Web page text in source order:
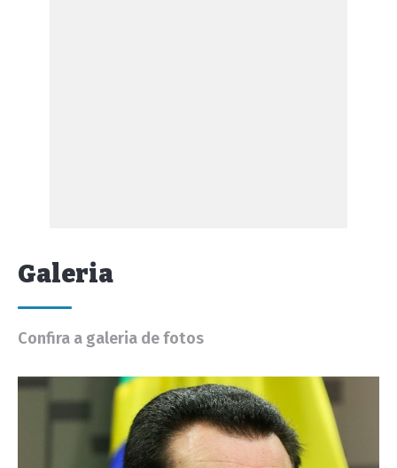
Galeria
Confira a galeria de fotos